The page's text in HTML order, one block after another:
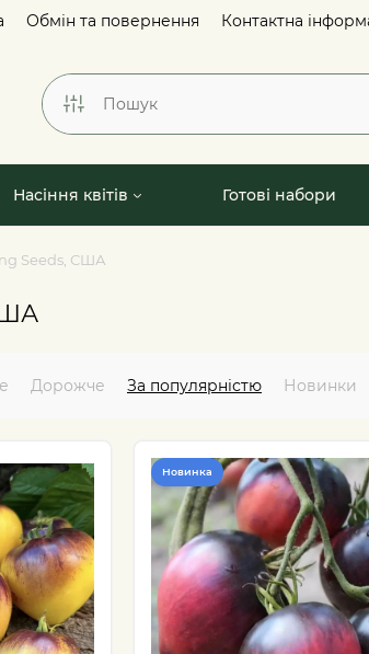
Обмін та повернення Контактна
Насіння квітів Готові набори
Seeds, США
Дорожче За популярністю Новинки
Новинка